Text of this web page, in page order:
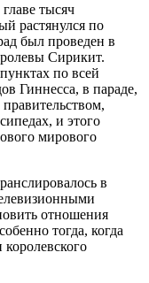
тысяч
растянулся по
был проведен в
Сирикит.
по всей
Гиннесса, в параде,
и этого
мирового
в
отношения
тогда, когда